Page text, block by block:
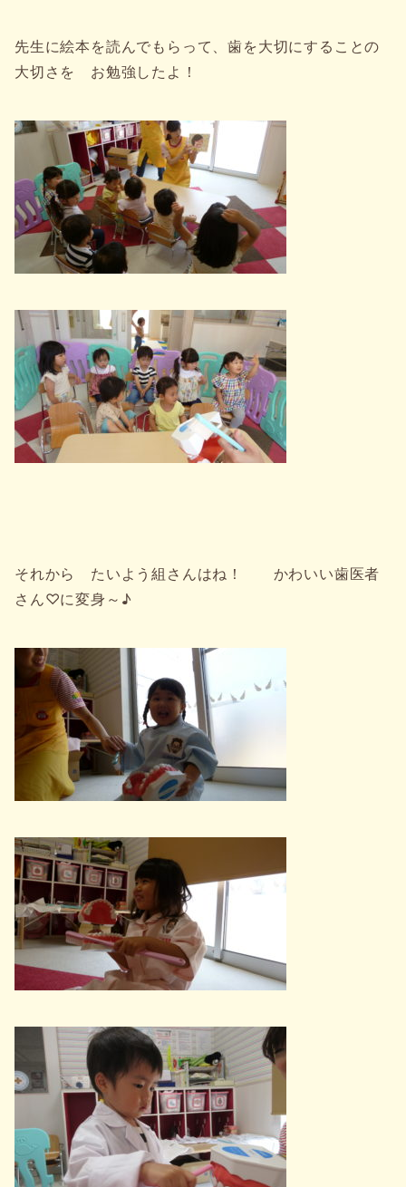
先生に絵本を読んでもらって、歯を大切にすることの
大切さを お勉強したよ！
それから たいよう組さんはね！ かわいい歯医者
さん♡に変身～♪